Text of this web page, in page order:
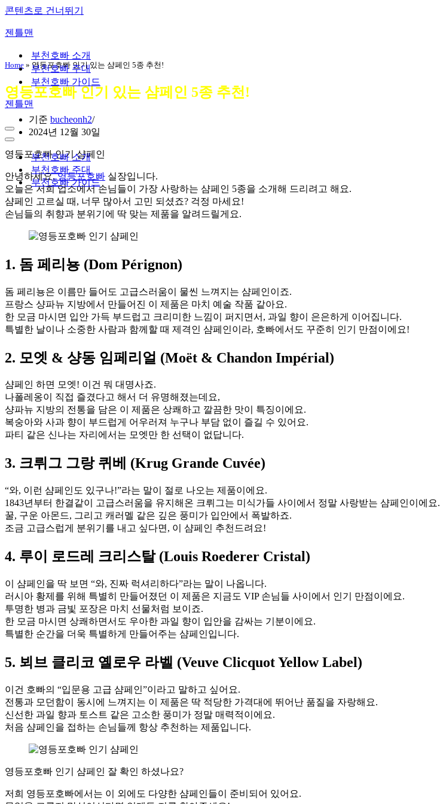
콘텐츠로 건너뛰기
젠틀맨
부천호빠 소개
부천호빠 주대
부천호빠 가이드
젠틀맨
내
비
게
션
메
뉴
내
비
이
션
메
뉴
부천호빠 소개
부천호빠 주대
부천호빠 가이드
Home » 영등포호빠 인기 있는 샴페인 5종 추천!
영등포호빠 인기 있는 샴페인 5종 추천!
기준 bucheonh2
2024년 12월 30일
영등포호빠 인기 샴페인
안녕하세요,영등포호빠 실장입니다.
오늘은 저희 업소에서 손님들이 가장 사랑하는 샴페인 5종을 소개해 드리려고 해요.
샴페인 고르실 때, 너무 많아서 고민 되셨죠? 걱정 마세요!
손님들의 취향과 분위기에 딱 맞는 제품을 알려드릴게요.
1. 돔 페리뇽 (Dom Pérignon)
돔 페리뇽은 이름만 들어도 고급스러움이 물씬 느껴지는 샴페인이죠.
프랑스 샹파뉴 지방에서 만들어진 이 제품은 마치 예술 작품 같아요.
한 모금 마시면 입안 가득 부드럽고 크리미한 느낌이 퍼지면서, 과일 향이 은은하게 이어집니다.
특별한 날이나 소중한 사람과 함께할 때 제격인 샴페인이라, 호빠에서도 꾸준히 인기 만점이에요!
2. 모엣 & 샹동 임페리얼 (Moët & Chandon Impérial)
샴페인 하면 모엣! 이건 뭐 대명사죠.
나폴레옹이 직접 즐겼다고 해서 더 유명해졌는데요,
샹파뉴 지방의 전통을 담은 이 제품은 상쾌하고 깔끔한 맛이 특징이에요.
복숭아와 사과 향이 부드럽게 어우러져 누구나 부담 없이 즐길 수 있어요.
파티 같은 신나는 자리에서는 모엣만 한 선택이 없답니다.
3. 크뤼그 그랑 퀴베 (Krug Grande Cuvée)
“와, 이런 샴페인도 있구나!”라는 말이 절로 나오는 제품이에요.
1843년부터 한결같이 고급스러움을 유지해온 크뤼그는 미식가들 사이에서 정말 사랑받는 샴페인이에요.
꿀, 구운 아몬드, 그리고 캐러멜 같은 깊은 풍미가 입안에서 폭발하죠.
조금 고급스럽게 분위기를 내고 싶다면, 이 샴페인 추천드려요!
4. 루이 로드레 크리스탈 (Louis Roederer Cristal)
이 샴페인을 딱 보면 “와, 진짜 럭셔리하다”라는 말이 나옵니다.
러시아 황제를 위해 특별히 만들어졌던 이 제품은 지금도 VIP 손님들 사이에서 인기 만점이에요.
투명한 병과 금빛 포장은 마치 선물처럼 보이죠.
한 모금 마시면 상쾌하면서도 우아한 과일 향이 입안을 감싸는 기분이에요.
특별한 순간을 더욱 특별하게 만들어주는 샴페인입니다.
5. 뵈브 클리코 옐로우 라벨 (Veuve Clicquot Yellow Label)
이건 호빠의 “입문용 고급 샴페인”이라고 말하고 싶어요.
전통과 모던함이 동시에 느껴지는 이 제품은 딱 적당한 가격대에 뛰어난 품질을 자랑해요.
신선한 과일 향과 토스트 같은 고소한 풍미가 정말 매력적이에요.
처음 샴페인을 접하는 손님들께 항상 추천하는 제품입니다.
영등포호빠 인기 샴페인 잘 확인 하셨나요?
저희 영등포호빠에서는 이 외에도 다양한 샴페인들이 준비되어 있어요.